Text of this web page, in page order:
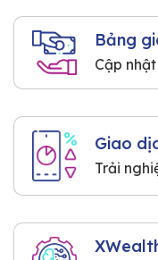
Bảng
Cập
Giao
Trải